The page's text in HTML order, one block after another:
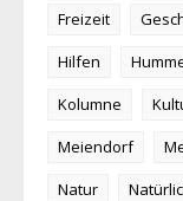
Freizeit
Hilfen
Kolumne
Meiendorf
Natur